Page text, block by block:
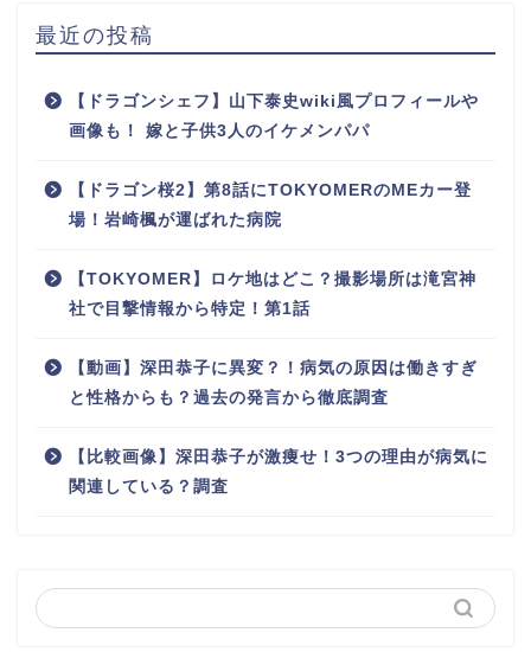
最近の投稿
【ドラゴンシェフ】山下泰史wiki風プロフィールや
画像も！ 嫁と子供3人のイケメンパパ
【ドラゴン桜2】第8話にTOKYOMERのMEカー登
場！岩崎楓が運ばれた病院
【TOKYOMER】ロケ地はどこ？撮影場所は滝宮神
社で目撃情報から特定！第1話
【動画】深田恭子に異変？！病気の原因は働きすぎ
と性格からも？過去の発言から徹底調査
【比較画像】深田恭子が激痩せ！3つの理由が病気に
関連している？調査